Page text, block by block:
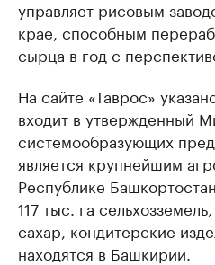
управляет рисовым
крае, способным
сырца в год с
На сайте «Таврос»
входит в утвержденный
системообразующих
является крупнейшим
Республике
117 тыс. га
сахар, кондитерские
находятся в Башкирии.